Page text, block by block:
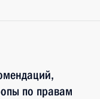
по правам